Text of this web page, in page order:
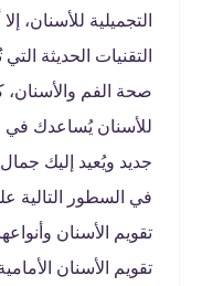
التجميلية للأسنان،
التقنيات الحديثة
صحة الفم والأسنان،
للأسنان يُساعدك في
جديد ويُعيد إليك
في السطور التالية
تقويم الأسنان
تقويم الأسنان